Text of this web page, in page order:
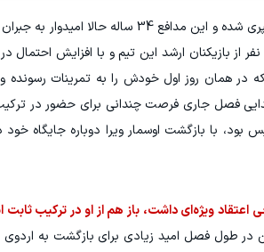
به شکل پرفراز و نشیبی سپری شده و این مدافع 34 ساله
از بازیکنان ارشد این تیم و با افزایش احتمال
در همان روز اول خودش را به تمرینات
فصل جاری فرصت چندانی برای حضور در
ویژه‌ای داشت، باز هم از او در ترکیب ثابت
در طول فصل امید زیادی برای بازگشت به اردوی
میدونستی میتونی از بالا رفتن
ثبت نام کنید